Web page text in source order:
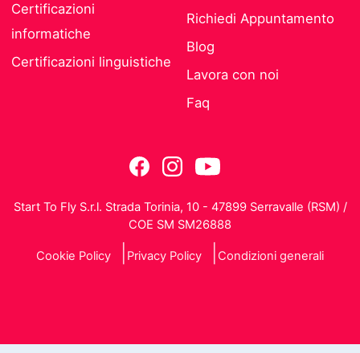
Certificazioni
informatiche
Certificazioni linguistiche
Richiedi Appuntamento
Blog
Lavora con noi
Faq
Start To Fly S.r.l. Strada Torinia, 10 - 47899 Serravalle (RSM) /
COE SM SM26888
Cookie Policy Privacy Policy Condizioni generali